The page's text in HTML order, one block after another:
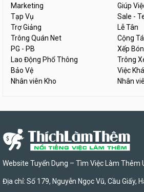
Marketing
Giúp
Tạp Vụ
Sale -
Trợ Giảng
Lễ Tân
Trông Quán Net
Cộng
PG - PB
Xếp
Lao Động Phổ Thông
Trông
Bảo Vệ
Việc
Nhân viên Kho
Nhân
Website Tuyển Dụng – Tìm Việc Làm Thêm
Địa chỉ: Số 179, Nguyễn Ngọc Vũ, Cầu Giấy,